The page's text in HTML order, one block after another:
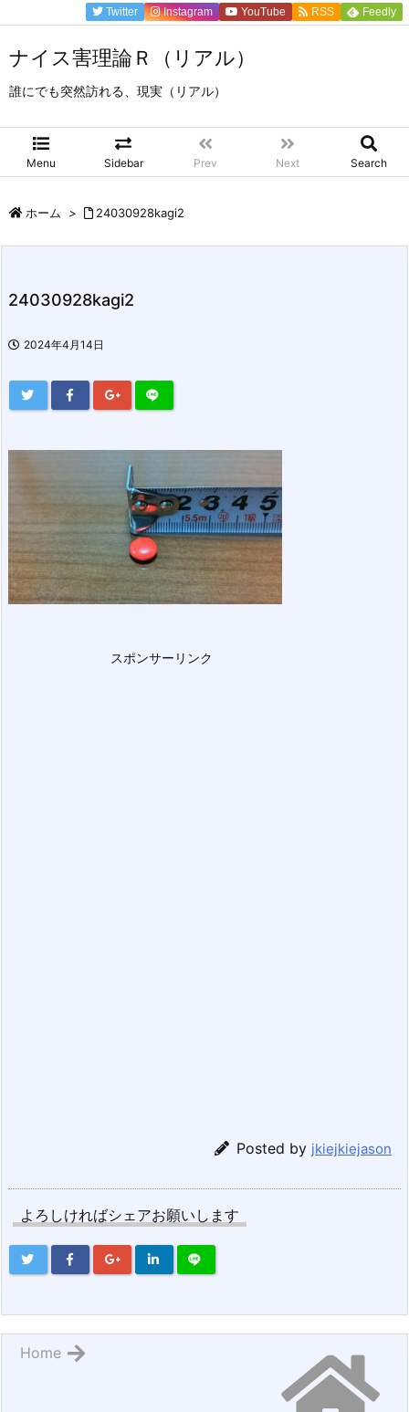
ナイス害理論Ｒ（リアル）
誰にでも突然訪れる、現実（リアル）
Menu Sidebar Prev Next Search
Twitter Instagram YouTube RSS Feedly
ホーム > 24030928kagi2
24030928kagi2
2024年4月14日
スポンサーリンク
Posted by jkiejkiejason
よろしければシェアお願いします
Home